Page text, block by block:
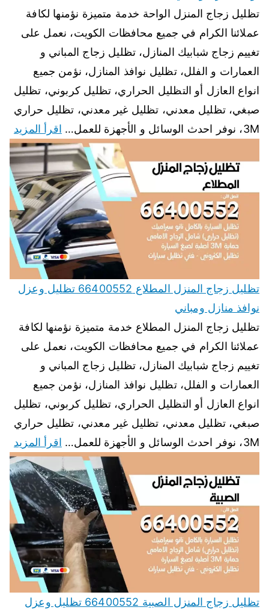
تظليل زجاج المنزل الواحة خدمة متميزة نؤمنها لكافة
عملائنا الكرام في جميع محافظات الكويت، نعمل على
تغييم زجاج شبابيك المنازل، تظليل زجاج المباني و
العمارات و الفلل، تظليل نوافذ المنازل، نؤمن جميع
انواع العازل أو التظليل الحراري، تظليل كربوني، تظليل
صبغي، تظليل معدني، تظليل غير معدني، تظليل حراري
3M، نوفر احدث الوسائل و الأجهزة للعمل…
اقرأ المزيد
تظليل زجاج المنزل المطلاع 66400552 تظليل وعزل
نوافذ منازل ومباني
تظليل زجاج المنزل المطلاع خدمة متميزة نؤمنها لكافة
عملائنا الكرام في جميع محافظات الكويت، نعمل على
تغييم زجاج شبابيك المنازل، تظليل زجاج المباني و
العمارات و الفلل، تظليل نوافذ المنازل، نؤمن جميع
انواع العازل أو التظليل الحراري، تظليل كربوني، تظليل
صبغي، تظليل معدني، تظليل غير معدني، تظليل حراري
3M، نوفر احدث الوسائل و الأجهزة للعمل…
اقرأ المزيد
تظليل زجاج المنزل الصبية 66400552 تظليل وعزل